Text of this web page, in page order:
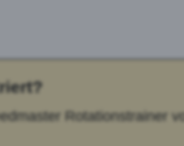
Rotationstrainer